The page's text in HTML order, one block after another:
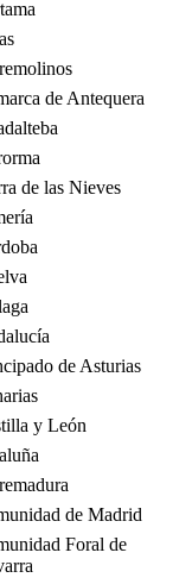
de Antequera
de las Nieves
de Asturias
y León
de Madrid
Foral de